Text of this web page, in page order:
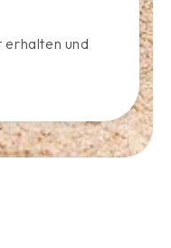
erhalten und